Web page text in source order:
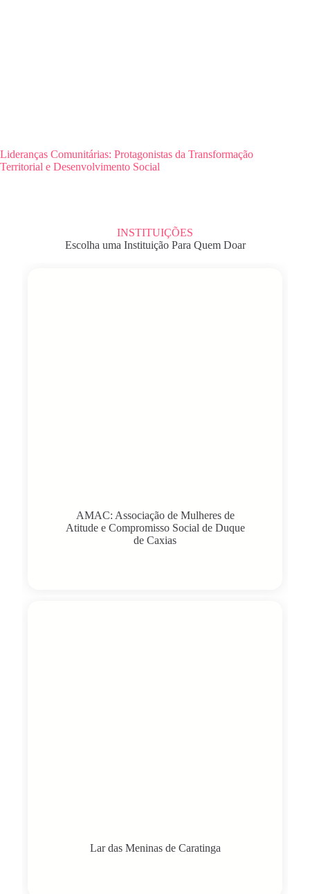
Lideranças Comunitárias: Protagonistas da Transformação
Territorial e Desenvolvimento Social
INSTITUIÇÕES
Escolha uma Instituição Para Quem Doar
AMAC: Associação de Mulheres de
Atitude e Compromisso Social de Duque
de Caxias
Lar das Meninas de Caratinga